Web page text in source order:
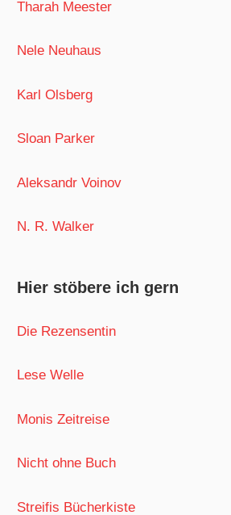
Tharah Meester
Nele Neuhaus
Karl Olsberg
Sloan Parker
Aleksandr Voinov
N. R. Walker
Hier stöbere ich gern
Die Rezensentin
Lese Welle
Monis Zeitreise
Nicht ohne Buch
Streifis Bücherkiste